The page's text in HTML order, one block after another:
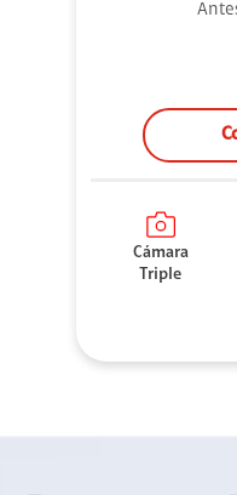
Cámara
Triple